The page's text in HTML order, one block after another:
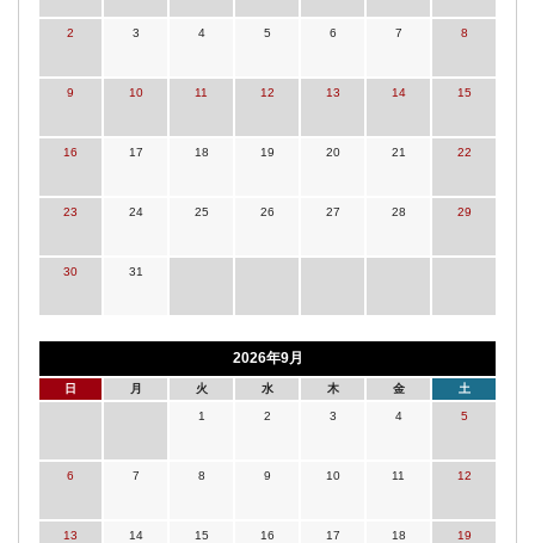
2 3 4 5 6 7 8
9 10 11 12 13 14 15
16 17 18 19 20 21 22
23 24 25 26 27 28 29
30 31
2026年9月
日 月 火 水 木 金 土
1 2 3 4 5
6 7 8 9 10 11 12
13 14 15 16 17 18 19